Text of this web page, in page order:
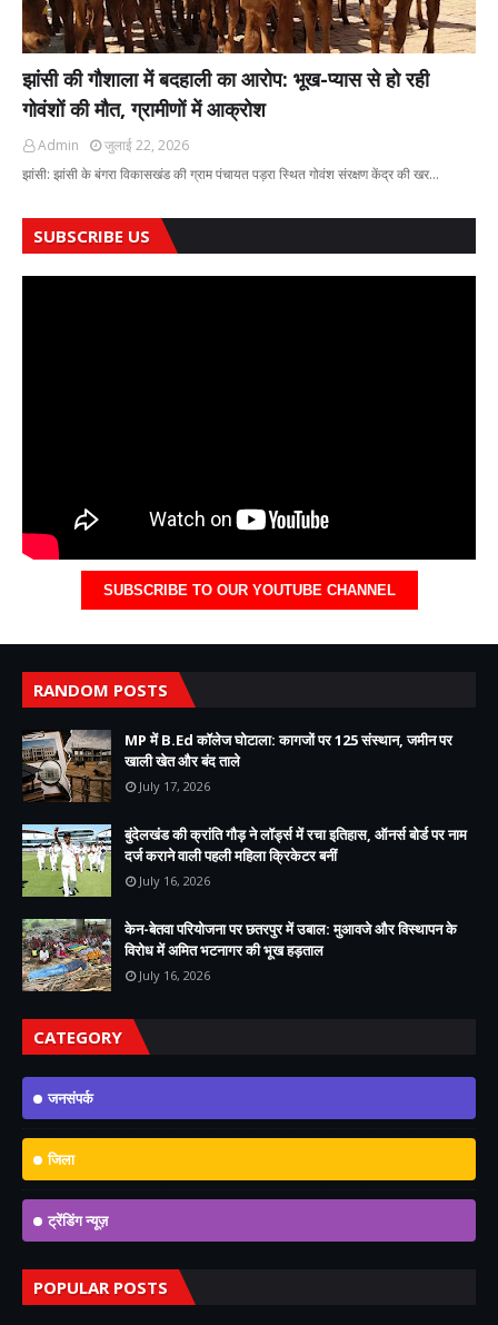
झांसी की गौशाला में बदहाली का आरोप: भूख-प्यास से हो रही
गोवंशों की मौत, ग्रामीणों में आक्रोश
Admin
जुलाई 22, 2026
झांसी: झांसी के बंगरा विकासखंड की ग्राम पंचायत पड़रा स्थित गोवंश संरक्षण केंद्र की खर…
SUBSCRIBE US
SUBSCRIBE TO OUR YOUTUBE CHANNEL
RANDOM POSTS
MP में B.Ed कॉलेज घोटाला: कागजों पर 125 संस्थान, जमीन पर
खाली खेत और बंद ताले
July 17, 2026
बुंदेलखंड की क्रांति गौड़ ने लॉर्ड्स में रचा इतिहास, ऑनर्स बोर्ड पर नाम
दर्ज कराने वाली पहली महिला क्रिकेटर बनीं
July 16, 2026
केन-बेतवा परियोजना पर छतरपुर में उबाल: मुआवजे और विस्थापन के
विरोध में अमित भटनागर की भूख हड़ताल
July 16, 2026
CATEGORY
जनसंपर्क
जिला
ट्रेंडिंग न्यूज़
POPULAR POSTS